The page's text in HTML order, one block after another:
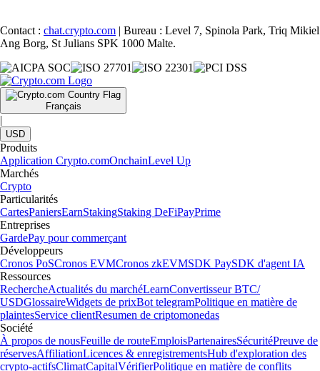
Contact : chat.crypto.com | Bureau : Level 7, Spinola Park, Triq Mikiel
Ang Borg, St Julians SPK 1000 Malte.
Français
|
USD
Produits
Application Crypto.comOnchainLevel Up
Marchés
Crypto
Particularités
CartesPaniersEarnStakingStaking DeFiPayPrime
Entreprises
GardePay pour commerçant
Développeurs
Cronos PoSCronos EVMCronos zkEVMSDK PaySDK d'agent IA
Ressources
RechercheActualités du marchéLearnConvertisseur BTC/
USDGlossaireWidgets de prixBot telegramPolitique en matière de
plaintesService clientResumen de criptomonedas
Société
À propos de nousFeuille de routeEmploisPartenairesSécuritéPreuve de
réservesAffiliationLicences & enregistrementsHub d'exploration des
crypto-actifsClimatCapitalVérifierPolitique en matière de conflits